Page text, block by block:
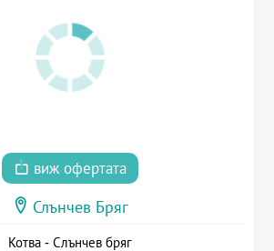
виж офертата
Слънчев Бряг
Котва - Слънчев бряг